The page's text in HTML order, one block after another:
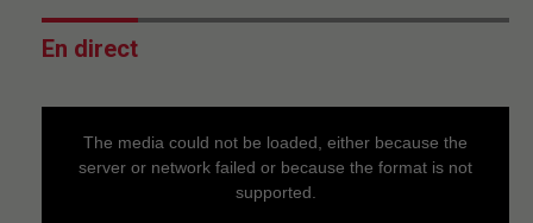
En direct
The media could not be loaded, either because the
server or network failed or because the format is not
supported.